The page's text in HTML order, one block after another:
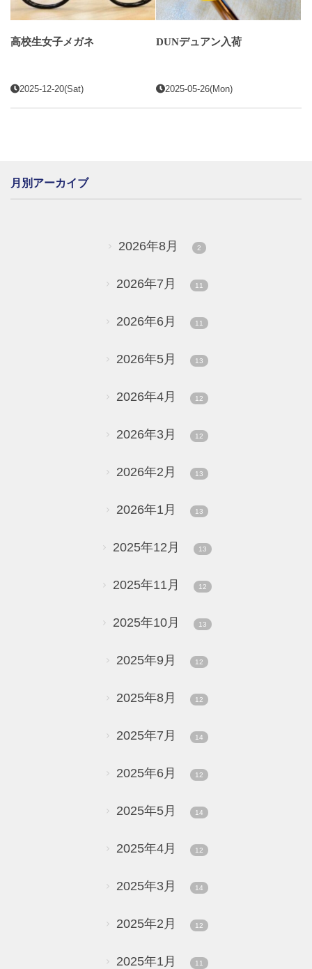
高校生女子メガネ
2025-12-20(Sat)
DUNデュアン入荷
2025-05-26(Mon)
月別アーカイブ
2026年8月 2
2026年7月 11
2026年6月 11
2026年5月 13
2026年4月 12
2026年3月 12
2026年2月 13
2026年1月 13
2025年12月 13
2025年11月 12
2025年10月 13
2025年9月 12
2025年8月 12
2025年7月 14
2025年6月 12
2025年5月 14
2025年4月 12
2025年3月 14
2025年2月 12
2025年1月 11